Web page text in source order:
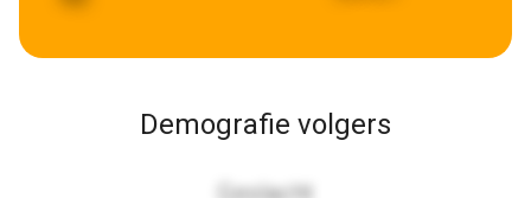
Demografie volgers